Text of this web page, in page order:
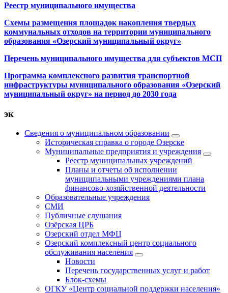
Реестр муниципального имущества
Схемы размещения площадок накопления твердых
коммунальных отходов на территории муниципального
образования «Озерский муниципальный округ»
Перечень муниципального имущества для субъектов МСП
Программа комплексного развития транспортной
инфраструктуры муниципального образования «Озерский
муниципальный округ» на период до 2030 года
эк
Сведения о муниципальном образовании
Историческая справка о городе Озерске
Муниципальные предприятия и учреждения
Реестр муниципальных учреждений
Планы и отчеты об исполнении
муниципальными учреждениями плана
финансово-хозяйственной деятельности
Образовательные учреждения
СМИ
Публичные слушания
Озёрская ЦРБ
Озерский отдел МФЦ
Озерский комплексный центр социального
обслуживания населения
Новости
Перечень государственных услуг и работ
Блок-схемы
ОГКУ «Центр социальной поддержки населения»